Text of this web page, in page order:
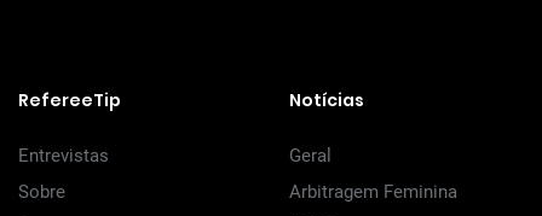
RefereeTip
Entrevistas
Sobre
Notícias
Geral
Arbitragem Feminina